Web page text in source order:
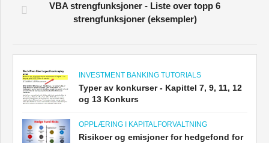
VBA strengfunksjoner - Liste over topp 6
strengfunksjoner (eksempler)
INVESTMENT BANKING TUTORIALS
Typer av konkurser - Kapittel 7, 9, 11, 12
og 13 Konkurs
OPPLÆRING I KAPITALFORVALTNING
Risikoer og emisjoner for hedgefond for